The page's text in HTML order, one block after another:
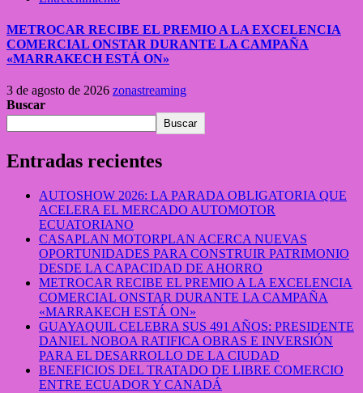
METROCAR RECIBE EL PREMIO A LA EXCELENCIA
COMERCIAL ONSTAR DURANTE LA CAMPAÑA
«MARRAKECH ESTÁ ON»
3 de agosto de 2026 zonastreaming
Buscar
Buscar
Entradas recientes
AUTOSHOW 2026: LA PARADA OBLIGATORIA QUE
ACELERA EL MERCADO AUTOMOTOR
ECUATORIANO
CASAPLAN MOTORPLAN ACERCA NUEVAS
OPORTUNIDADES PARA CONSTRUIR PATRIMONIO
DESDE LA CAPACIDAD DE AHORRO
METROCAR RECIBE EL PREMIO A LA EXCELENCIA
COMERCIAL ONSTAR DURANTE LA CAMPAÑA
«MARRAKECH ESTÁ ON»
GUAYAQUIL CELEBRA SUS 491 AÑOS: PRESIDENTE
DANIEL NOBOA RATIFICA OBRAS E INVERSIÓN
PARA EL DESARROLLO DE LA CIUDAD
BENEFICIOS DEL TRATADO DE LIBRE COMERCIO
ENTRE ECUADOR Y CANADÁ